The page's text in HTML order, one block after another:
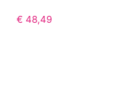
€ 48,49